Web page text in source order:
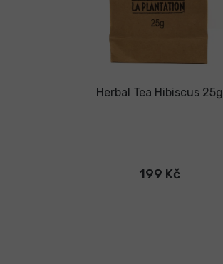
Herbal Tea Hibiscus 25g
199 Kč